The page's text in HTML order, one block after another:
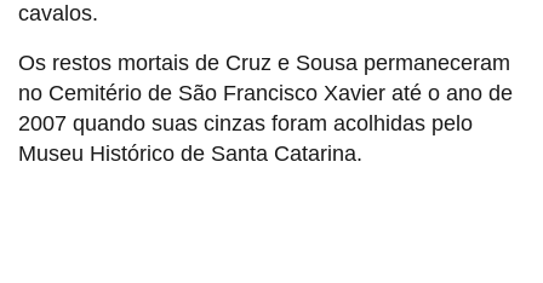
cavalos.
Os restos mortais de Cruz e Sousa permaneceram
no Cemitério de São Francisco Xavier até o ano de
2007 quando suas cinzas foram acolhidas pelo
Museu Histórico de Santa Catarina.